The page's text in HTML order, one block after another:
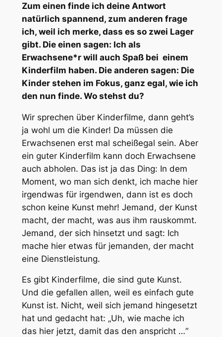
Zum einen finde ich deine Antwort
natürlich spannend, zum anderen frage
ich, weil ich merke, dass es so zwei Lager
gibt. Die einen sagen: Ich als
Erwachsene*r will auch Spaß bei einem
Kinderfilm haben. Die anderen sagen: Die
Kinder stehen im Fokus, ganz egal, wie ich
den nun finde. Wo stehst du?
Wir sprechen über Kinderfilme, dann geht’s
ja wohl um die Kinder! Da müssen die
Erwachsenen erst mal scheißegal sein. Aber
ein guter Kinderfilm kann doch Erwachsene
auch abholen. Das ist ja das Ding: In dem
Moment, wo man sich denkt, ich mache hier
irgendwas für irgendwen, dann ist es doch
schon keine Kunst mehr! Jemand, der Kunst
macht, der macht, was aus ihm rauskommt.
Jemand, der sich hinsetzt und sagt: Ich
mache hier etwas für jemanden, der macht
eine Dienstleistung.
Es gibt Kinderfilme, die sind gute Kunst.
Und die gefallen allen, weil es einfach gute
Kunst ist. Nicht, weil sich jemand hingesetzt
hat und gedacht hat: „Uh, wie mache ich
das hier jetzt, damit das den anspricht …“